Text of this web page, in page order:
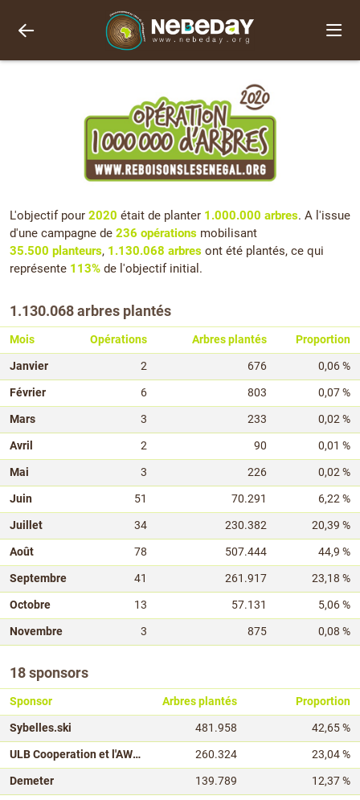
L'objectif pour 2020 était de planter 1.000.000 arbres. A l'issue
d'une campagne de 236 opérations mobilisant
35.500 planteurs, 1.130.068 arbres ont été plantés, ce qui
représente 113% de l'objectif initial.
1.130.068 arbres plantés
Mois Opérations Arbres plantés
Proportion
Janvier
2 676
0,06 %
Février
6 803
0,07 %
Mars
3 233
0,02 %
Avril
2 90
0,01 %
Mai
3 226
0,02 %
Juin
51 70.291
6,22 %
Juillet
34 230.382
20,39 %
Août
78 507.444
44,9 %
Septembre
41 261.917
23,18 %
Octobre
13 57.131
5,06 %
Novembre
3 875 0,08 %
18 sponsors
Sponsor Arbres plantés
Proportion
Sybelles.ski
481.958
42,65 %
ULB Cooperation et l'AWAC
260.324
23,04 %
Demeter
139.789
12,37 %